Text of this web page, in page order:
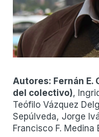
Autores: Fernán E.
del colectivo),
Teófilo Vázquez
Sepúlveda, Jorge
Francisco F. Medina